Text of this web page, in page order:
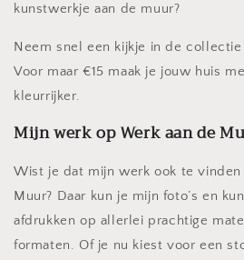
kunstwerkje aan de muur?
Neem snel een kijkje in de
Voor maar €15 maak je jouw huis
kleurrijker.
Mijn werk op Werk aan de
Wist je dat mijn werk ook te vinden
Muur? Daar kun je mijn foto’s en
afdrukken op allerlei prachtige
formaten. Of je nu kiest voor een